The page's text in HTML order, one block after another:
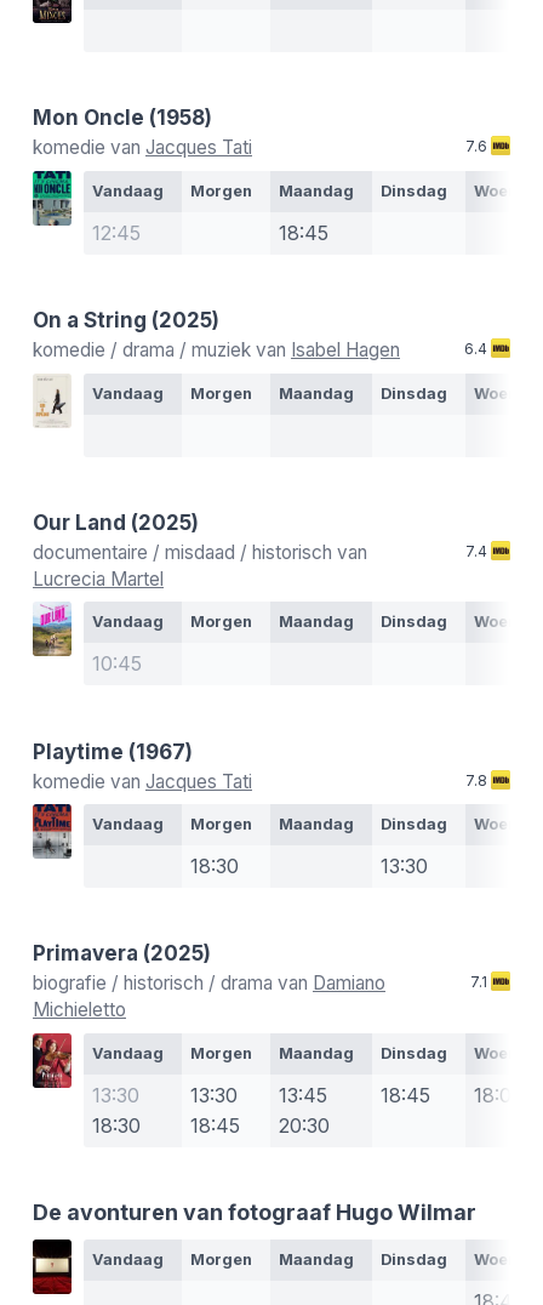
Mon Oncle (1958)
komedie van Jacques Tati 7.6
Vandaag Morgen Maandag Dinsdag
12:45 18:45
On a String (2025)
komedie / drama / muziek van Isabel Hagen 6.4
Vandaag Morgen Maandag Dinsdag
Our Land (2025)
documentaire / misdaad / historisch van
Lucrecia Martel
7.4
Vandaag Morgen Maandag Dinsdag
10:45
Playtime (1967)
komedie van Jacques Tati 7.8
Vandaag Morgen Maandag Dinsdag
18:30 13:30
Primavera (2025)
biografie / historisch / drama van Damiano
Michieletto
7.1
Vandaag Morgen Maandag Dinsdag
13:30
18:30
13:30
18:45
13:45
20:30
18:45 18:00
De avonturen van fotograaf Hugo Wilmar
Vandaag Morgen Maandag Dinsdag